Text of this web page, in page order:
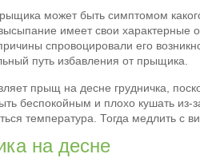
может быть симптомом
имеет свои характерные
спровоцировали его
путь избавления от прыщика.
прыщ на десне грудничка,
беспокойным и плохо кушать из-
температура. Тогда медлить с
на десне